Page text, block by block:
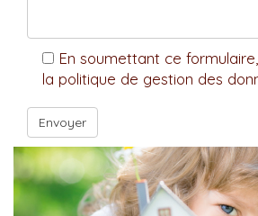
En soumettant ce
la politique de gestion des